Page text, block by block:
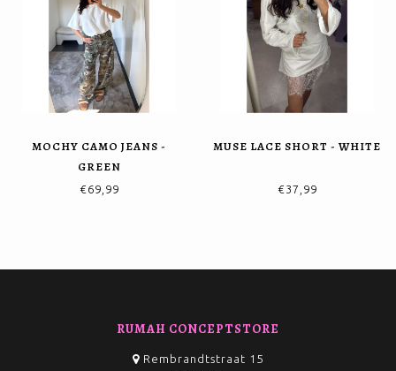
MOCHY CAMO JEANS -
GREEN
€69,99
MUSE LACE SHORT - WHITE
€37,99
RUMAH CONCEPTSTORE
Rembrandtstraat 15